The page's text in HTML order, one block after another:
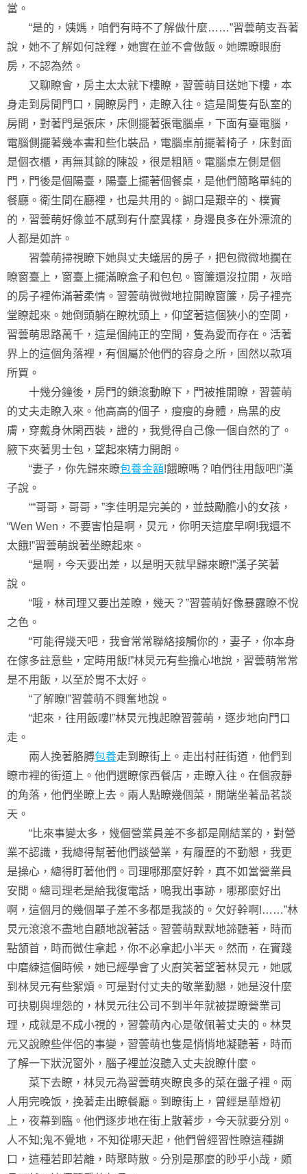
當。
“是的，姨媽，咱們有時不了解做什麼……”習蕓萌支吾著
說，她不了解如何詮釋，她實在並不會做飯。她瞟瞭眼廚
房，不認為然。
又聊瞭會，房主太太就下樓瞭，習蕓萌目送她下樓，本
身走到房間門口，開瞭房門，走瞭入往。這是間隻有臥室的
房間，對著門是張床，床側擺著張電腦桌，下面有臺電腦，
電腦側擺著幾本書和些化裝品，電腦桌前擺著椅子，床對面
是個衣櫃，再無其餘的陳設，很是粗陋。電腦桌左側是個
門，門後是個陽臺，陽臺上擺著個餐桌，是他們簡略單純的
餐廳。衛生間在廳裡，也是共用的。餬口是艱辛的、樸實
的，習蕓萌好像並不感到有什麼異樣，身邊良多在外漂流的
人都是如許。
習蕓萌掃視瞭下她與丈夫蟻居的房子，把包微微地擱在
瞭窗臺上，窗臺上擺滿瞭盒子和包包。窗簾還沒拉開，灰暗
的房子裡佈滿著柔情。習蕓萌微微地拉開瞭窗簾，房子裡亮
堂瞭起來。她倒頭躺在瞭枕頭上，仰望著這個狹小的空間，
習蕓萌思路萬千，這是個純正的空間，隻為愛而存在。活著
界上的這個角落裡，有個屬於他們的容身之所，固然以款項
所買。
十幾分鐘後，房門的鎖滾動瞭下，門被推開瞭，習蕓萌
的丈夫走瞭入來。他高高的個子，瘦瘦的身體，烏黑的皮
膚，穿戴身休閑西裝，證的，我覺得自己像一個自然的了。
腋下夾著男士包，望起來精力開朗。
“妻子，你先歸來瞭包養金額!餓瞭嗎？咱們往用飯吧!”漢
子說。
““哥哥，哥哥，”李佳明是完美的，並鼓勵膽小的女孩，
“Wen Wen，不要害怕是啊，炅元，你明天這麼早啊!我還不
太餓!”習蕓萌說著坐瞭起來。
“是啊，今天要出差，以是明天就早歸來瞭!”漢子笑著
說。
“哦，林司理又要出差瞭，幾天？”習蕓萌好像暴露瞭不悅
之色。
“可能得幾天吧，我會常常聯絡接觸你的，妻子，你本身
在傢多註意些，定時用飯!”林炅元有些擔心地說，習蕓萌常常
是不用飯，以至於胃不太好。
“了解瞭!”習蕓萌不興奮地說。
“起來，往用飯嘍!”林炅元拽起瞭習蕓萌，逐步地向門口
走。
兩人挽著胳膊包養走到瞭街上。走出村莊街道，他們到
瞭市裡的街道上。他們選瞭傢西餐店，走瞭入往。在個寂靜
的角落，他們坐瞭上去。兩人點瞭幾個菜，開端坐著品茗談
天。
“比來事變太多，幾個營業員差不多都是剛結業的，對營
業不認識，我總得幫著他們談營業，有履歷的不勤懇，我更
是操心，總得盯著他們。司理哪那麼好幹，真不如當營業員
安閒。總司理老是給我復電話，鳴我出事跡，哪那麼好出
啊，這個月的幾個單子差不多都是我談的。欠好幹啊!……”林
炅元滾滾不盡地自顧地說著話。習蕓萌默默地諦聽著，時而
點頷首，時而微住拿起，你不必拿起小半天。然而，在實踐
中磨練這個時候，她已經學會了火廚笑著望著林炅元，她感
到林炅元有些絮煩。可是對付丈夫的敬業勤懇，她是沒什麼
可抉剔與埋怨的，林炅元往公司不到半年就被提瞭營業司
理，成就是不成小視的，習蕓萌內心是敬佩著丈夫的。林炅
元又說瞭些伴侶的事變，習蕓萌也隻是悄悄地凝聽著，時而
了解一下狀況窗外，腦子裡並沒聽入丈夫說瞭什麼。
菜下去瞭，林炅元為習蕓萌夾瞭良多的菜在盤子裡。兩
人用完晚饭，挽著走出瞭餐廳。到瞭街上，曾經是華燈初
上，夜幕到臨。他們逐步地在街上散著步，今天就要分別。
人不知;鬼不覺地，不知從哪天起，他們曾經習性瞭這種餬
口，這種若即若離，時聚時散。分別是那麼的眇乎小哉，頗